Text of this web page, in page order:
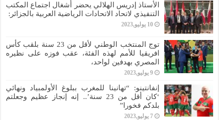
الأستاذ إدريس الهلالي يحضر أشغال اجتماع المكتب
التنفيذي لاتحاد الاتحادات الرياضية العربية بالجزائر:
10 يوليو,2023
توج المنتخب الوطني لأقل من 23 سنة بلقب كأس
افريقيا للأمم لهذه الفئة، عقب فوزه على نظيره
المصري بهدفين لواحد،
9 يوليو,2023
إنفانتينو: “تهانينا للمغرب ببلوغ الأولمبياد ونهائي
‘كان أقل من 23 سنة’.. إنه إنجاز عظيم وجعلتم
بلدكم فخورا”
7 يوليو,2023